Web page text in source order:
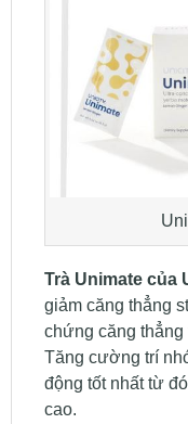
Trà Unimate của
giảm căng thẳng
chứng căng thẳng
Tăng cường trí
động tốt nhất từ
cao.